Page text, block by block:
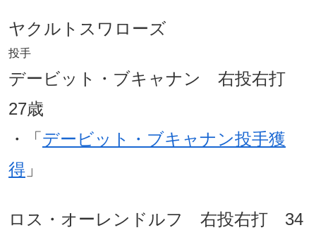
ヤクルトスワローズ
投手
デービット・ブキャナン 右投右打
27歳
・「 デービット・ブキャナン投手獲
得 」
ロス・オーレンドルフ 右投右打 34